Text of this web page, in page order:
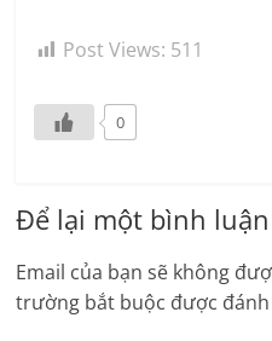
Post Views: 511
0
Để lại một bình luận
Email của bạn sẽ không
trường bắt buộc được